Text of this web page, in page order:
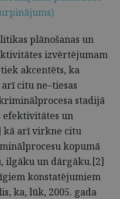
plānošanas un
izvērtējumam
akcentēts, ka
citu ne–tiesas
stadijā
efektivitātes un
kā arī virkne citu
kopumā
ilgāku un dārgāku.[2]
konstatējumiem
ka, lūk, 2005. gada